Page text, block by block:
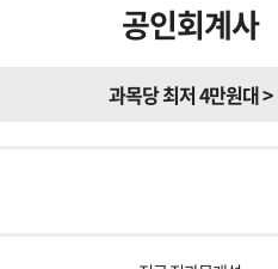
공인회계사
과목당 최저 4만원대 >